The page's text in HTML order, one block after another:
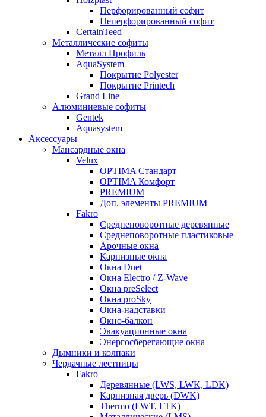
Перфорированный софит
Неперфорированный софит
CertainTeed
Металлические софиты
Металл Профиль
AquaSystem
Покрытие Polyester
Покрытие Printech
Grand Line
Алюминиевые софиты
Gentek
Aquasystem
Аксессуары
Мансардные окна
Velux
OPTIMA Стандарт
OPTIMA Комфорт
PREMIUM
Доп. элементы PREMIUM
Fakro
Cреднеповоротные деревянные
Cреднеповоротные пластиковые
Арочные окна
Карнизные окна
Окна Duet
Окна Electro / Z-Wave
Окна preSelect
Окна proSky
Окна-надставки
Окно-балкон
Эвакуационные окна
Энергосберегающие окна
Дымники и колпаки
Чердачные лестницы
Fakro
Деревянные (LWS, LWK, LDK)
Карнизная дверь (DWK)
Thermo (LWT, LTK)